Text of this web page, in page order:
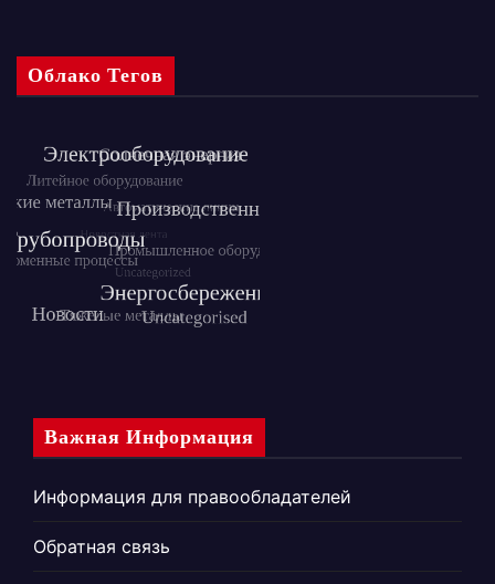
Облако Тегов
Важная Информация
Информация для правообладателей
Обратная связь